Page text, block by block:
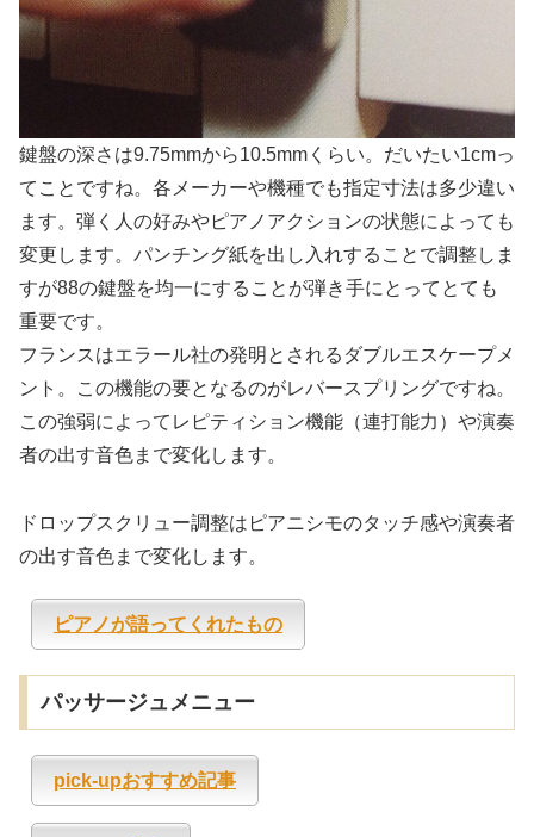
鍵盤の深さは9.75mmから10.5mmくらい。だいたい1cmっ
てことですね。各メーカーや機種でも指定寸法は多少違い
ます。弾く人の好みやピアノアクションの状態によっても
変更します。パンチング紙を出し入れすることで調整しま
すが88の鍵盤を均一にすることが弾き手にとってとても
重要です。
フランスはエラール社の発明とされるダブルエスケープメ
ント。この機能の要となるのがレバースプリングですね。
この強弱によってレピティション機能（連打能力）や演奏
者の出す音色まで変化します。
ドロップスクリュー調整はピアニシモのタッチ感や演奏者
の出す音色まで変化します。
ピアノが語ってくれたもの
パッサージュメニュー
pick-upおすすめ記事